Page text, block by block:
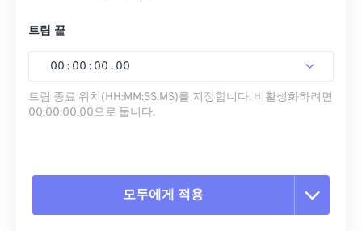
트림 끝
00 : 00 : 00 . 00
트림 종료 위치(HH:MM:SS.MS)를 지정합니다. 비활성화하려면
00:00:00.00으로 둡니다.
모두에게 적용